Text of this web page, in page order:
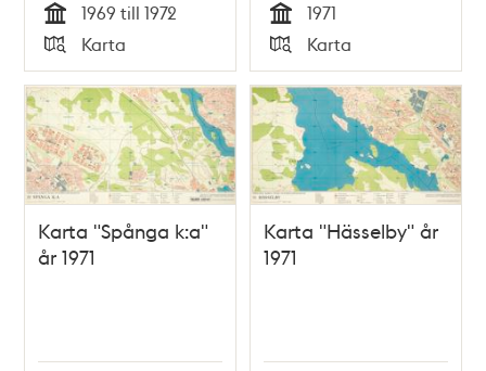
Tid
1969 till 1972
Typ
Karta Tid
1971
Typ
Karta
Karta "Spånga k:a"
år 1971
Karta "Hässelby" år
1971